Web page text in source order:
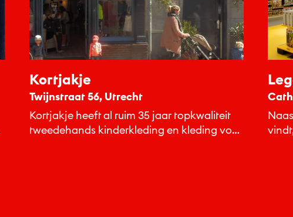
Kortjakje
Twijnstraat 56, Utrecht
Kortjakje heeft al ruim 35 jaar topkwaliteit
tweedehands kinderkleding en kleding voor